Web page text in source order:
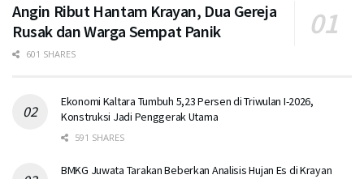
Angin Ribut Hantam Krayan, Dua Gereja
Rusak dan Warga Sempat Panik
601 SHARES
Ekonomi Kaltara Tumbuh 5,23 Persen di Triwulan I-2026,
Konstruksi Jadi Penggerak Utama
591 SHARES
BMKG Juwata Tarakan Beberkan Analisis Hujan Es di Krayan